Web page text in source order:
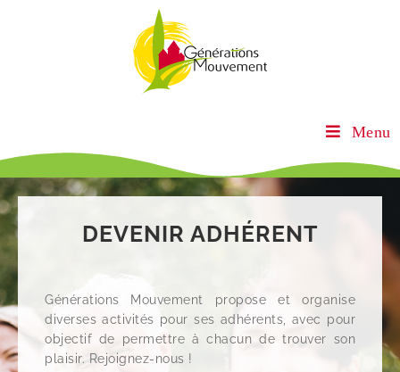
Menu
DEVENIR ADHÉRENT
Générations Mouvement propose et organise
diverses activités pour ses adhérents, avec pour
objectif de permettre à chacun de trouver son
plaisir. Rejoignez-nous !